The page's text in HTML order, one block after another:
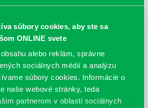
súbory cookies, aby ste sa
ONLINE svete
alebo reklám, správne
sociálnych médií a analýzu
súbory cookies. Informácie o
naše webové stránky, teda
partnerom v oblasti sociálnych